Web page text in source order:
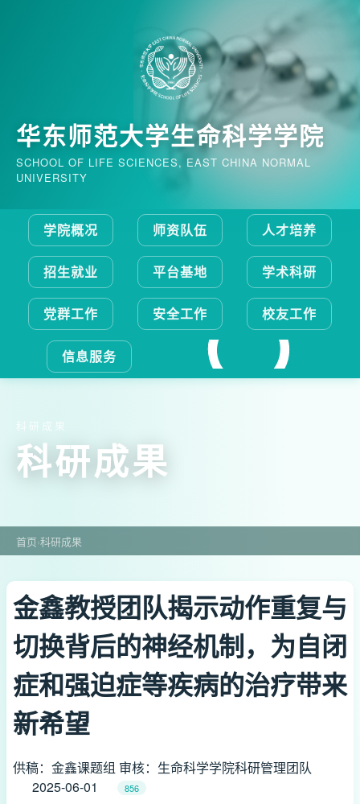
华东师范大学生命科学学院
SCHOOL OF LIFE SCIENCES, EAST CHINA NORMAL
UNIVERSITY
学院概况 师资队伍 人才培养
招生就业 平台基地 学术科研
党群工作 安全工作 校友工作
信息服务
科研成果
科研成果
首页›科研成果
金鑫教授团队揭示动作重复与
切换背后的神经机制，为自闭
症和强迫症等疾病的治疗带来
新希望
供稿：金鑫课题组 审核：生命科学学院科研管理团队
2025-06-01
856